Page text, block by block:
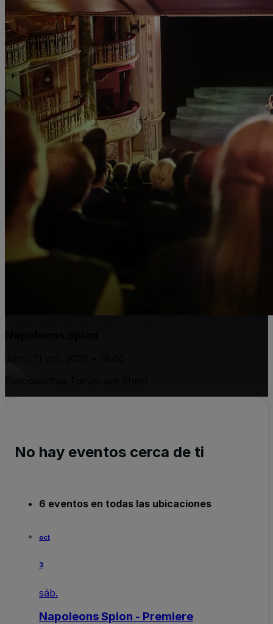
No hay eventos cerca de ti
6 eventos en todas las ubicaciones
oct
3
sáb.
Napoleons Spion - Premiere